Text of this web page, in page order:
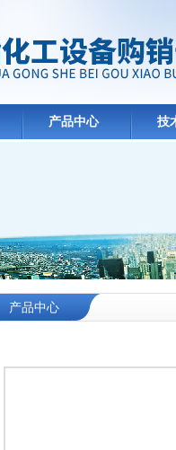
产品中心 技
产品中心